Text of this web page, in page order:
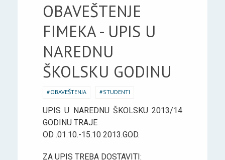
OBAVEŠTENJE
FIMEKA - UPIS U
NAREDNU
ŠKOLSKU GODINU
OBAVEŠTENJA STUDENTI
UPIS U NAREDNU ŠKOLSKU 2013/14
GODINU TRAJE
OD .01.10.-15.10 2013.GOD.
ZA UPIS TREBA DOSTAVITI: